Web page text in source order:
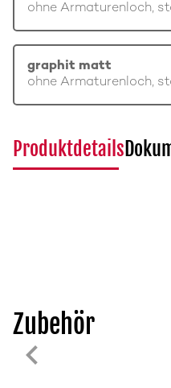
ohne Armaturenloch,
graphit matt
ohne Armaturenloch,
Produktdetails
Zubehör